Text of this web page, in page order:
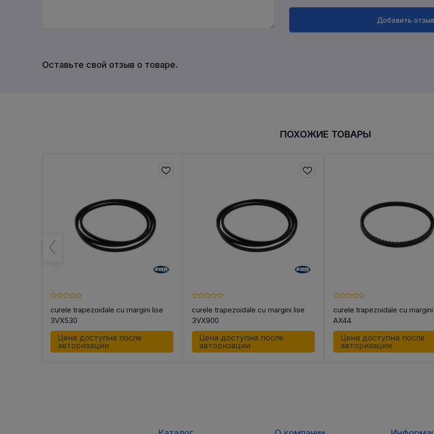
Добавить отзыв
Оставьте свой отзыв о товаре.
ПОХОЖИЕ ТОВАРЫ
curele trapezoidale cu margini lise
3VX530
Цена доступна после
авторизации
curele trapezoidale cu margini lise
3VX900
Цена доступна после
авторизации
curele trapezoidale cu
AX44
Цена доступна после
авторизации